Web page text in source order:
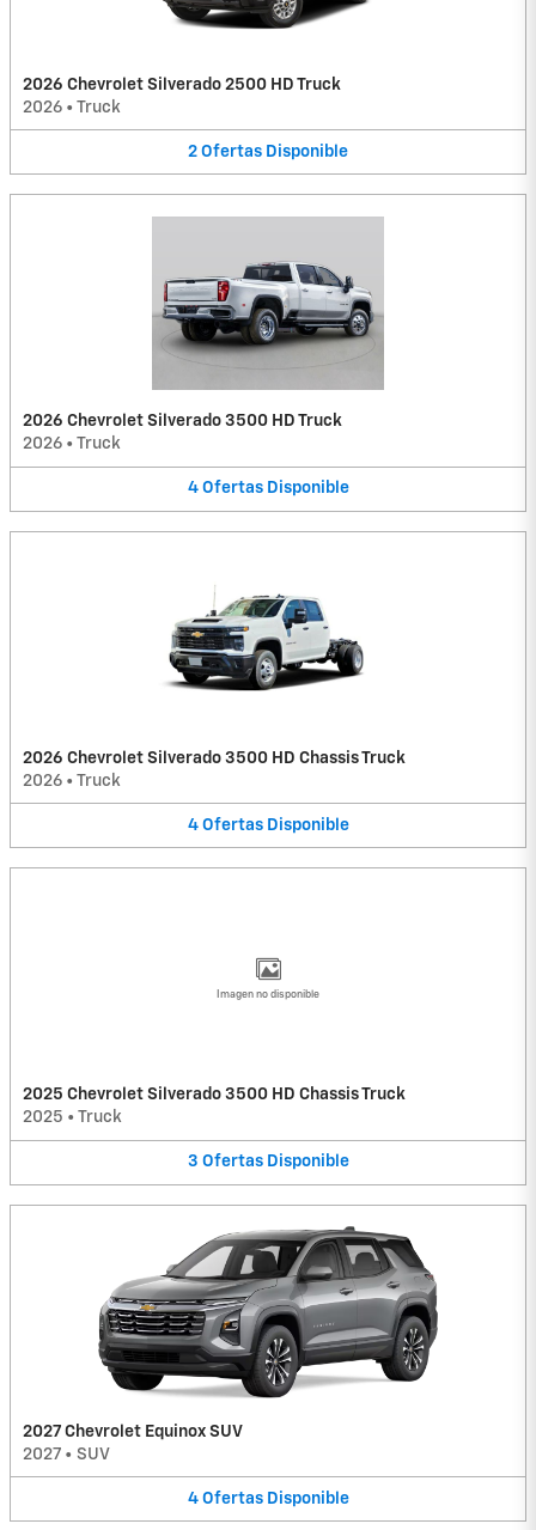
2026 Chevrolet Silverado 2500 HD Truck
2026 • Truck
2 Ofertas Disponible
2026 Chevrolet Silverado 3500 HD Truck
2026 • Truck
4 Ofertas Disponible
2026 Chevrolet Silverado 3500 HD Chassis Truck
2026 • Truck
4 Ofertas Disponible
Imagen no disponible
2025 Chevrolet Silverado 3500 HD Chassis Truck
2025 • Truck
3 Ofertas Disponible
2027 Chevrolet Equinox SUV
2027 • SUV
4 Ofertas Disponible